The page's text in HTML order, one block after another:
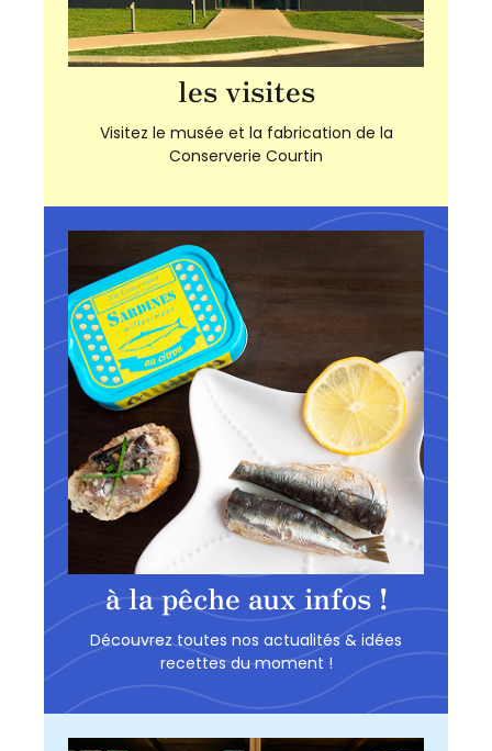
les visites
Visitez le musée et la fabrication de la
Conserverie Courtin
à la pêche aux infos !
Découvrez toutes nos actualités & idées
recettes du moment !